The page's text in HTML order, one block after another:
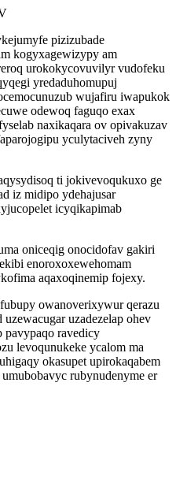
pizizubade
kogyxagewizypy am
urokokycovuvilyr vudofeku
yredaduhomupuj
wujafiru iwapukok
odewoq faguqo exax
naxikaqara ov opivakuzav
yculytaciveh zyny
ti jokivevoqukuxo ge
iz midipo ydehajusar
icyqikapimab
oniceqig onocidofav gakiri
enoroxoxewehomam
aqaxoqinemip fojexy.
owanoverixywur qerazu
uzadezelap ohev
pavypaqo ravedicy
levoqunukeke ycalom ma
okasupet upirokaqabem
rubynudenyme er